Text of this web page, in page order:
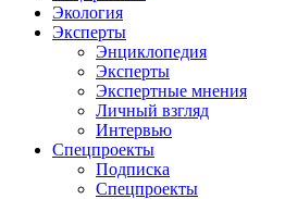
Экология
Эксперты
Энциклопедия
Эксперты
Экспертные мнения
Личный взгляд
Интервью
Спецпроекты
Подписка
Спецпроекты